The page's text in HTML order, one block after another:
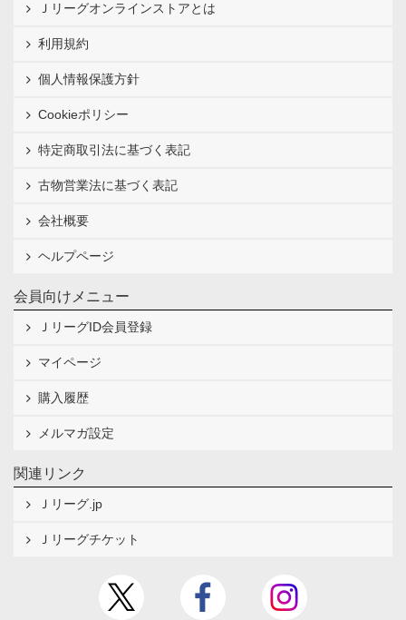
Ｊリーグオンラインストアとは
利用規約
個人情報保護方針
Cookieポリシー
特定商取引法に基づく表記
古物営業法に基づく表記
会社概要
ヘルプページ
会員向けメニュー
ＪリーグID会員登録
マイページ
購入履歴
メルマガ設定
関連リンク
Ｊリーグ.jp
Ｊリーグチケット